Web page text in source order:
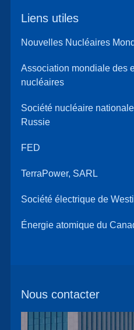
Liens utiles
Nouvelles Nucléaires
Association mondiale des
nucléaires
Société nucléaire
Russie
FED
TerraPower, SARL
Société électrique de
Énergie atomique du
Nous contacter